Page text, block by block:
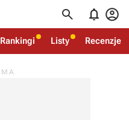
  
Rankingi Listy Recenzje